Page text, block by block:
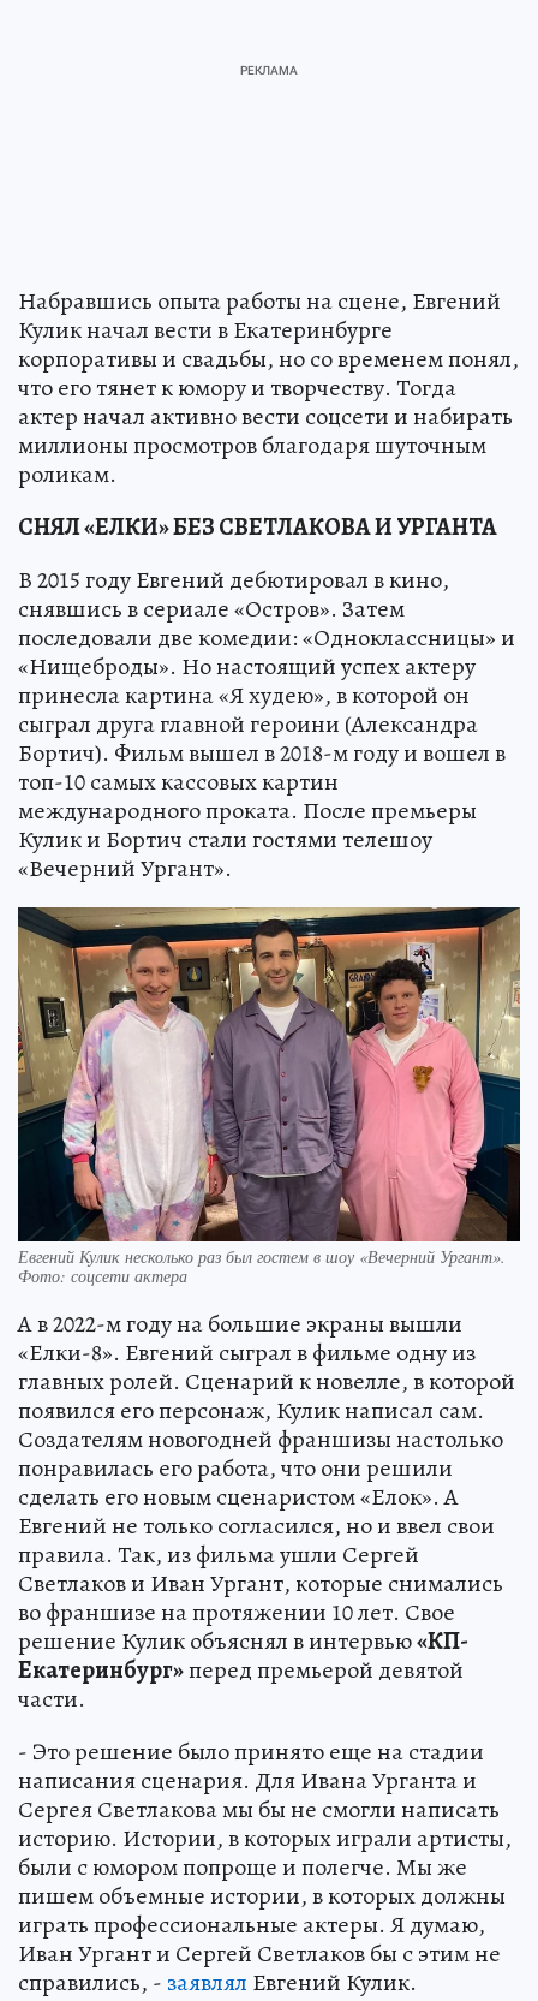
Набравшись опыта работы на сцене, Евгений
Кулик начал вести в Екатеринбурге
корпоративы и свадьбы, но со временем понял,
что его тянет к юмору и творчеству. Тогда
актер начал активно вести соцсети и набирать
миллионы просмотров благодаря шуточным
роликам.
СНЯЛ «ЕЛКИ» БЕЗ СВЕТЛАКОВА И УРГАНТА
В 2015 году Евгений дебютировал в кино,
снявшись в сериале «Остров». Затем
последовали две комедии: «Одноклассницы» и
«Нищеброды». Но настоящий успех актеру
принесла картина «Я худею», в которой он
сыграл друга главной героини (Александра
Бортич). Фильм вышел в 2018-м году и вошел в
топ-10 самых кассовых картин
международного проката. После премьеры
Кулик и Бортич стали гостями телешоу
«Вечерний Ургант».
Евгений Кулик несколько раз был гостем в шоу «Вечерний Ургант».
Фото: соцсети актера
А в 2022-м году на большие экраны вышли
«Елки-8». Евгений сыграл в фильме одну из
главных ролей. Сценарий к новелле, в которой
появился его персонаж, Кулик написал сам.
Создателям новогодней франшизы настолько
понравилась его работа, что они решили
сделать его новым сценаристом «Елок». А
Евгений не только согласился, но и ввел свои
правила. Так, из фильма ушли Сергей
Светлаков и Иван Ургант, которые снимались
во франшизе на протяжении 10 лет. Свое
решение Кулик объяснял в интервью«КП-
Екатеринбург»перед премьерой девятой
части.
- Это решение было принято еще на стадии
написания сценария. Для Ивана Урганта и
Сергея Светлакова мы бы не смогли написать
историю. Истории, в которых играли артисты,
были с юмором попроще и полегче. Мы же
пишем объемные истории, в которых должны
играть профессиональные актеры. Я думаю,
Иван Ургант и Сергей Светлаков бы с этим не
справились, - заявлял Евгений Кулик.